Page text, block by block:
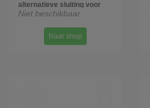
alternatieve sluiting voor
Dames, Grijs/Wit
Niet beschikbaar
Naar shop